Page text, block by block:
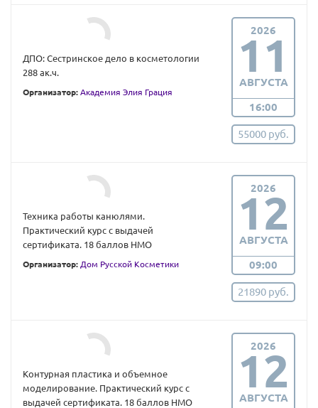
ДПО: Сестринское дело в косметологии
288 ак.ч.
Организатор: Академия Элия Грация
2026
11
АВГУСТА
16:00
55000 руб.
Техника работы канюлями.
Практический курс с выдачей
сертификата. 18 баллов НМО
Организатор: Дом Русской Косметики
2026
12
АВГУСТА
09:00
21890 руб.
Контурная пластика и объемное
моделирование. Практический курс с
выдачей сертификата. 18 баллов НМО
2026
12
АВГУСТА